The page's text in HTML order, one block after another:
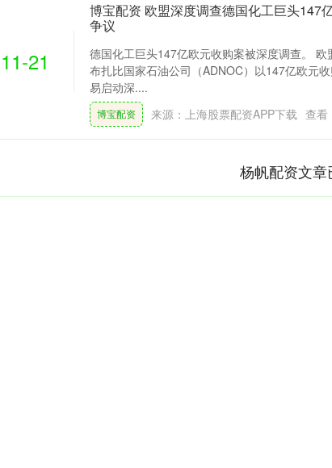
11-21
博宝配资 欧盟深度调查德国化工巨头147
争议
德国化工巨头147亿欧元收购案被深度调查。
布扎比国家石油公司（ADNOC）以147亿欧元
易启动深....
博宝配资 来源：上海股票配资APP下载 查看
杨帆配资文